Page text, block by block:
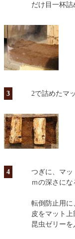
だけ目一杯詰
3 2で詰めたマ
4
つぎに、マッ
ｍの深さにな
転倒防止用
皮をマット上
昆虫ゼリーを